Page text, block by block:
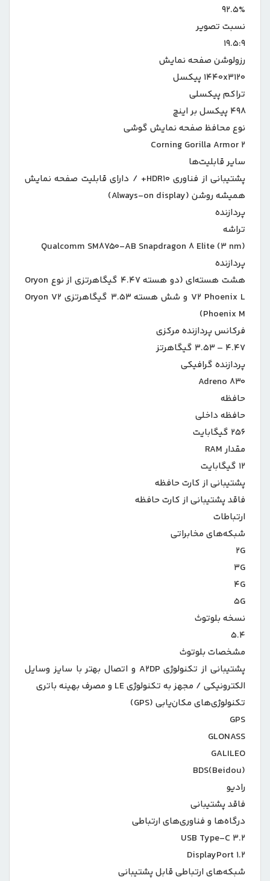
۹۲.۵%
نسبت تصویر
۱۹.۵:۹
رزولوشن صفحه نمایش
۱۴۴۰x۳۱۲۰ پیکسل
تراکم پیکسلی
۴۹۸ پیکسل بر اینچ
نوع محافظ صفحه نمایش گوشی
Corning Gorilla Armor ۲
سایر قابلیت‌ها
پشتیبانی از فناوری HDR۱۰+ / دارای قابلیت صفحه نمایش
همیشه روشن (Always-on display)
پردازنده
تراشه
Qualcomm SM۸۷۵۰-AB Snapdragon ۸ Elite (۳ nm)
پردازنده‌
هشت هسته‌ای (دو هسته ۴.۴۷ گیگاهرتزی از نوع Oryon
V۲ Phoenix L و شش هسته ۳.۵۳ گیگاهرتزی Oryon V۲
Phoenix M)
فرکانس پردازنده‌ مرکزی
۴.۴۷ – ۳.۵۳ گیگاهرتز
پردازنده‌ گرافیکی
Adreno ۸۳۰
حافظه
حافظه داخلی
۲۵۶ گیگابایت
مقدار RAM
۱۲ گیگابایت
پشتیبانی از کارت حافظه
فاقد پشتیبانی از کارت حافظه
ارتباطات
شبکه‌های مخابراتی
۲G
۳G
۴G
۵G
نسخه بلوتوث
۵.۴
مشخصات بلوتوث
پشتیبانی از تکنولوژی A۲DP و اتصال بهتر با سایز وسایل
الکترونیکی / مجهز به تکنولوژی LE و مصرف بهینه باتری
تکنولوژی‌های مکان‌یابی (GPS)
GPS
GLONASS
GALILEO
BDS(Beidou)
رادیو
فاقد پشتیبانی
درگاه‌ها و فناوری‌های ارتباطی
USB Type-C ۳.۲
DisplayPort ۱.۲
شبکه‌های ارتباطی قابل پشتیبانی